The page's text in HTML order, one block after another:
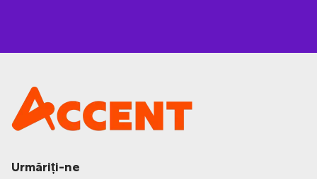
Urmăriți-ne